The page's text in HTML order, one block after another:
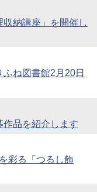
収納講座」を開催し
ふね図書館2月20日
作品を紹介します
彩る「つるし飾